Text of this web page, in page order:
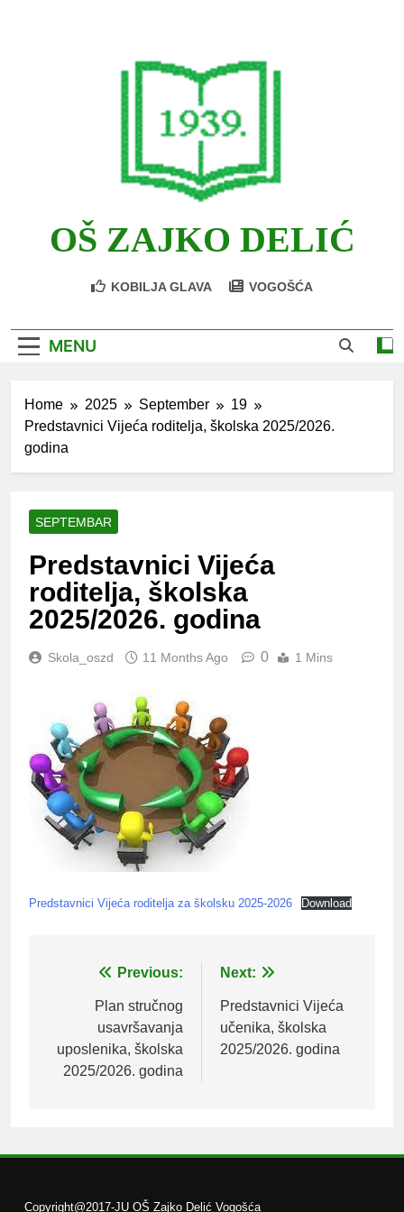
OŠ ZAJKO DELIĆ
KOBILJA GLAVA VOGOŠĆA
MENU
Home 2025 September
19
Predstavnici Vijeća roditelja, školska 2025/2026.
godina
SEPTEMBAR
Predstavnici Vijeća
roditelja, školska
2025/2026. godina
Skola_oszd 11 Months Ago 0 1 Mins
Predstavnici Vijeća roditelja za školsku 2025-2026 Download
navigation
Previous:
Plan stručnog
usavršavanja
uposlenika, školska
2025/2026. godina
Next:
Predstavnici Vijeća
učenika, školska
2025/2026. godina
Copyright@2017-JU OŠ Zajko Delić Vogošća